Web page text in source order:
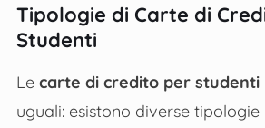
Tipologie di Carte di
Studenti
Le carte di credito per studenti
uguali: esistono diverse